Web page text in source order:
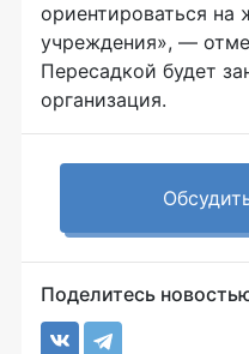
ориентироваться на
учреждения», —
Пересадкой будет
организация.
Поделитесь